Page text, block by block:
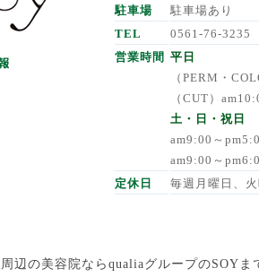
駐車場
駐車場あり
TEL
0561-76-3235
営業時間 平日
（PERM・
（CUT）
土・日・祝日
am9:00～
am9:00～
定休日
毎週月曜日、
辺の美容院ならqualiaグループのSOY